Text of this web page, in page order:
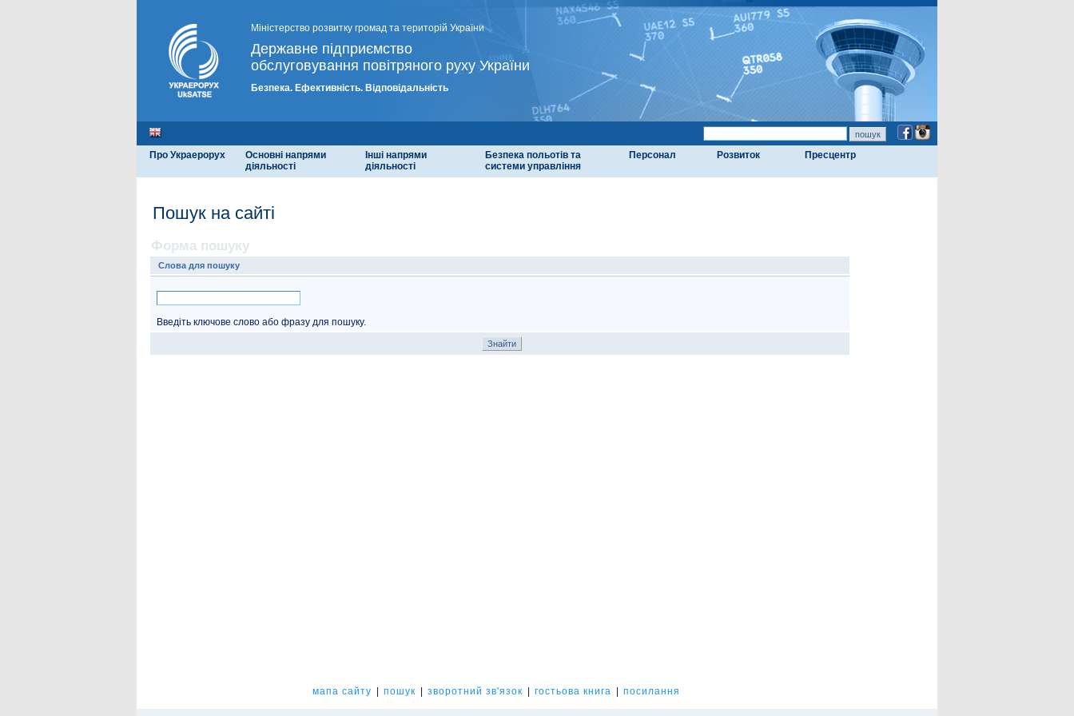
Міністерство розвитку громад та територій України
Державне підприємство
обслуговування повітряного руху України
Безпека. Ефективність. Відповідальність
Про Украерорух
Основні напрями
діяльності
Інші напрями
діяльності
Безпека польотів та
системи управління
Персонал Розвиток Пресцентр
Пошук на сайті
Форма пошуку
Слова для пошуку
Введіть ключове слово або фразу для пошуку.
мапа сайту пошук зворотний зв'язок гостьова книга посилання